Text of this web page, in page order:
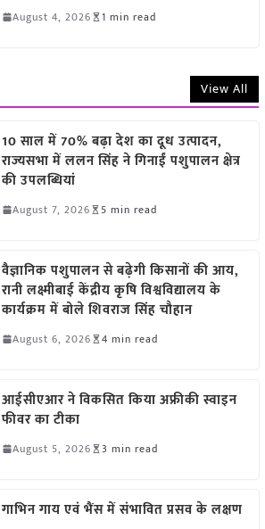
August 4, 2026 1 min read
View All
10 साल में 70% बढ़ा देश का दूध उत्पादन,
राज्यसभा में ललन सिंह ने गिनाईं पशुपालन क्षेत्र
की उपलब्धियां
August 7, 2026 5 min read
वैज्ञानिक पशुपालन से बढ़ेगी किसानों की आय,
रानी लक्ष्मीबाई केंद्रीय कृषि विश्वविद्यालय के
कार्यक्रम में बोले शिवराज सिंह चौहान
August 6, 2026 4 min read
आईसीएआर ने विकसित किया अफ्रीकी स्वाइन
फीवर का टीका
August 5, 2026 3 min read
गाभिन गाय एवं भैंस में संभावित प्रसव के लक्षण